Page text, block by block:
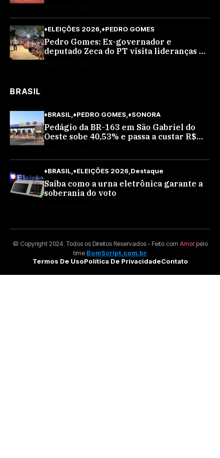
♦ELEIÇÕES 2026 ♦PEDRO GOMES
Pedro Gomes: Ex-governador e
deputado Zeca do PT visita lideranças do
BRASIL
♦BRASIL ♦PEDRO GOMES ♦SONORA
Pedágio da BR-163 em São Gabriel do
Oeste sobe 40,53% e passa a custar R$
♦BRASIL ♦ELEIÇÕES 2026 Destaque
Saiba como a urna eletrônica garante a
soberania do voto
© Copyright 2024. Todos os Direitos Reservados - Feito com Amorpelo
time BomScript.com.br
Termos De UsoPolítica De PrivacidadeContato